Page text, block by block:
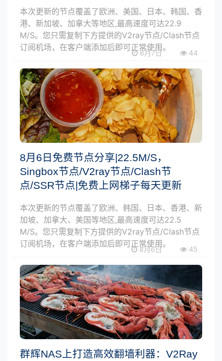
本次更新的节点覆盖了欧洲、美国、日本、韩国、香
港、新加坡、加拿大等地区,最高速度可达22.9
M/S。您只需复制下方提供的V2ray节点/Clash节点
订阅机场，在客户端添加后即可正常使用。
8月7日 44
8月6日免费节点分享|22.5M/S，
Singbox节点/V2ray节点/Clash节
点/SSR节点|免费上网梯子每天更新
本次更新的节点覆盖了欧洲、韩国、日本、香港、新
加坡、加拿大、美国等地区,最高速度可达22.5
M/S。您只需复制下方提供的V2ray节点/Clash节点
订阅机场，在客户端添加后即可正常使用。
8月6日 45
群辉NAS上打造高效翻墙利器：V2Ray